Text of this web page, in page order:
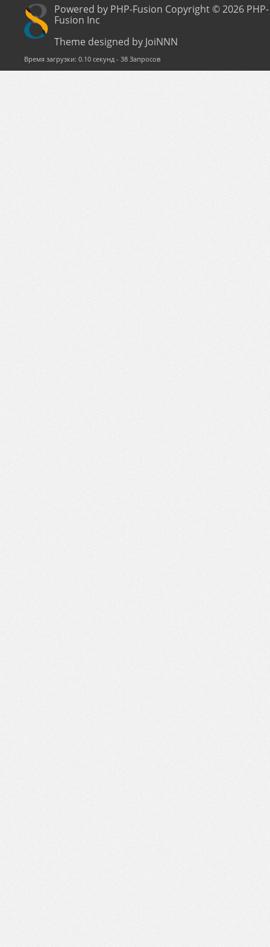
Powered by PHP-Fusion Copyright © 2026 PHP-
Fusion Inc
Theme designed by JoiNNN
Время загрузки: 0.10 секунд - 38 Запросов